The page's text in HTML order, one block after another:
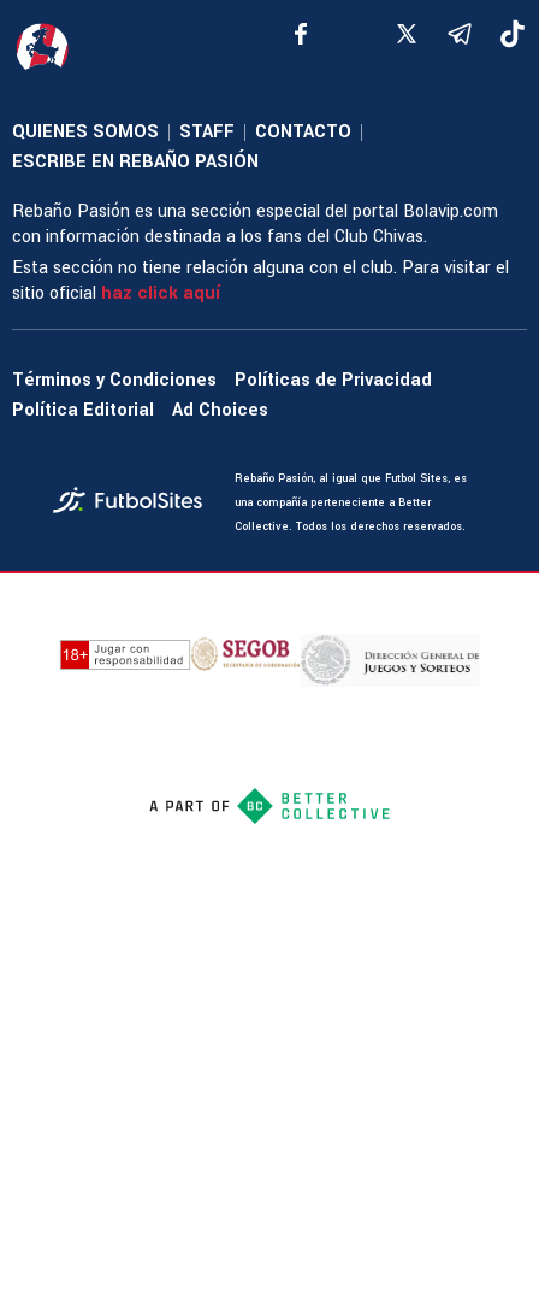
QUIENES SOMOS STAFF CONTACTO
ESCRIBE EN REBAÑO PASIÓN
Rebaño Pasión es una sección especial del portal Bolavip.com
con información destinada a los fans del Club Chivas.
Esta sección no tiene relación alguna con el club. Para visitar el
sitio oficial haz click aquí
Términos y Condiciones
Políticas de Privacidad
Política Editorial
Ad Choices
Rebaño Pasión, al igual que Futbol Sites, es
una compañía perteneciente a Better
Collective. Todos los derechos reservados.